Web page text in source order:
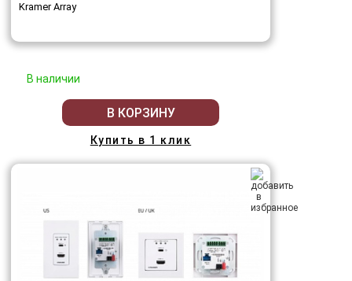
Kramer Array
В наличии
В КОРЗИНУ
Купить в 1 клик